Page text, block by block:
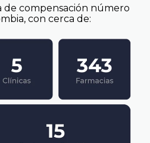
de compensación número
con cerca de: